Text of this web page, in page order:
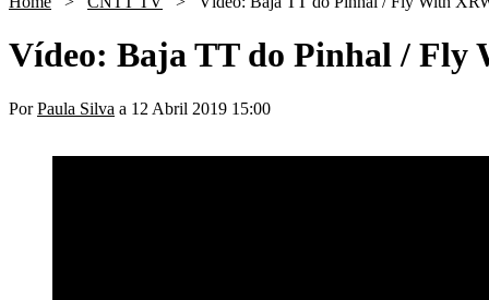
Vídeo: Baja TT do Pinhal / Fly
PorPaula Silva a 12 Abril 2019 15:00